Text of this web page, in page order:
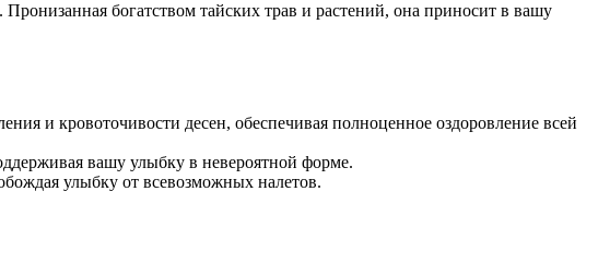
. Пронизанная богатством тайских трав и растений, она приносит в вашу
и кровоточивости десен, обеспечивая полноценное оздоровление всей
вашу улыбку в невероятной форме.
улыбку от всевозможных налетов.